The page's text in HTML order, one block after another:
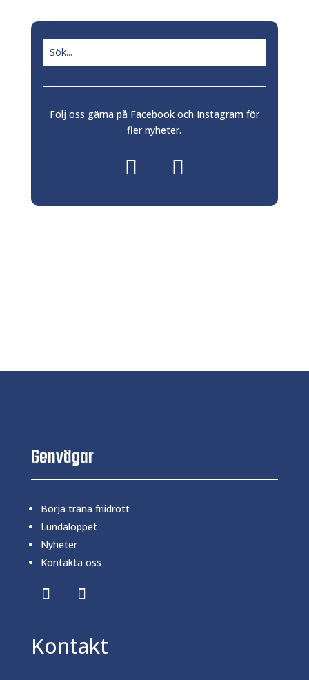
Följ oss gärna på Facebook och Instagram för
fler nyheter.
Genvägar
Börja träna friidrott
Lundaloppet
Nyheter
Kontakta oss
Kontakt